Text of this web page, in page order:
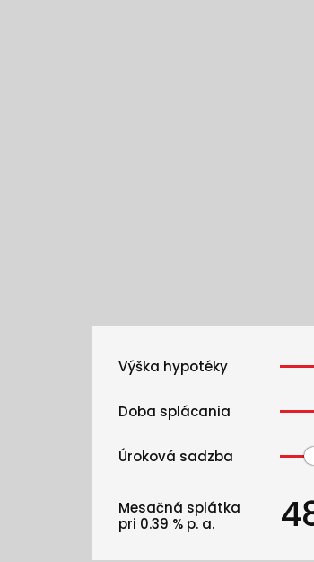
Výška hypotéky
Doba splácania
Úroková sadzba
Mesačná splátka
pri 0.39 % p. a.